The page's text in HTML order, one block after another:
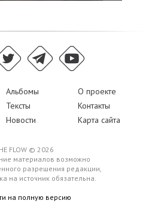
Альбомы
О проекте
Тексты
Контакты
Новости Карта сайта
FLOW © 2026
материалов возможно
разрешения редакции,
на источник обязательна.
на полную версию